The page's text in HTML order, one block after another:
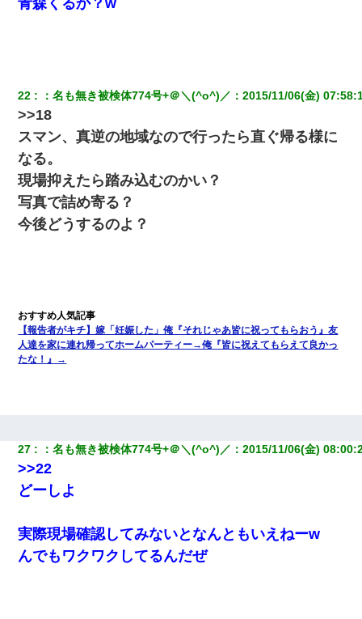
22 ：名も無き被検体774号+＠＼(^o^)／ ：2015/11/06(金)
>>18
スマン、真逆の地域なので行ったら直ぐ帰る様に
なる。
現場抑えたら踏み込むのかい？
写真で詰め寄る？
今後どうするのよ？
【報告者がキチ】嫁「妊娠した」俺『それじゃあ皆に祝ってもらおう』友
人達を家に連れ帰ってホームパーティー→俺『皆に祝えてもらえて良かっ
たな！』→
27 ：名も無き被検体774号+＠＼(^o^)／ ：2015/11/06(金)
>>22
どーしよ
実際現場確認してみないとなんともいえねーw
んでもワクワクしてるんだぜ